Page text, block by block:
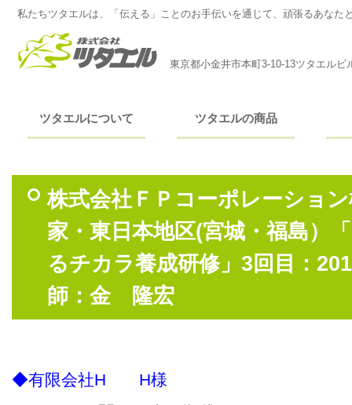
私たちツタエルは、「伝える」ことのお手伝いを通じて、頑張るあなた
東京都小金井市本町3-10-13ツタエルビ
ツタエルについて ツタエルの商品
株式会社ＦＰコーポレーショ
家・東日本地区(宮城・福島）
るチカラ養成研修」3回目：
師：金 隆宏
◆有限会社H H様